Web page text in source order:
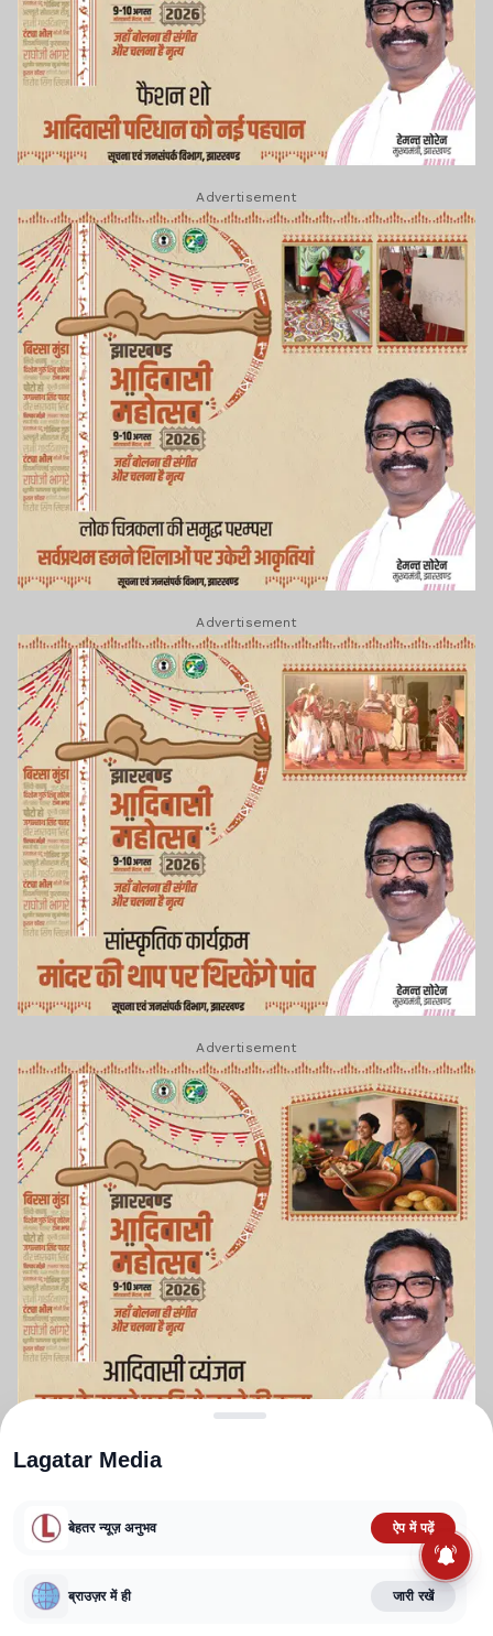
Advertisement
Advertisement
Advertisement
TERMS AND CONDITIONS
CORRECTIONS POLICY
FACT CHECKING POLICY
Lagatar Media
बेहतर न्यूज़ अनुभव ऐप में पढ़ें
ब्राउज़र में ही जारी रखें